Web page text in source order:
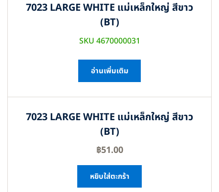
7023 LARGE WHITE แม่เหล็กใหญ่ สีขาว
(BT)
SKU 4670000031
อ่านเพิ่มเติม
7023 LARGE WHITE แม่เหล็กใหญ่ สีขาว
(BT)
฿51.00
หยิบใส่ตะกร้า